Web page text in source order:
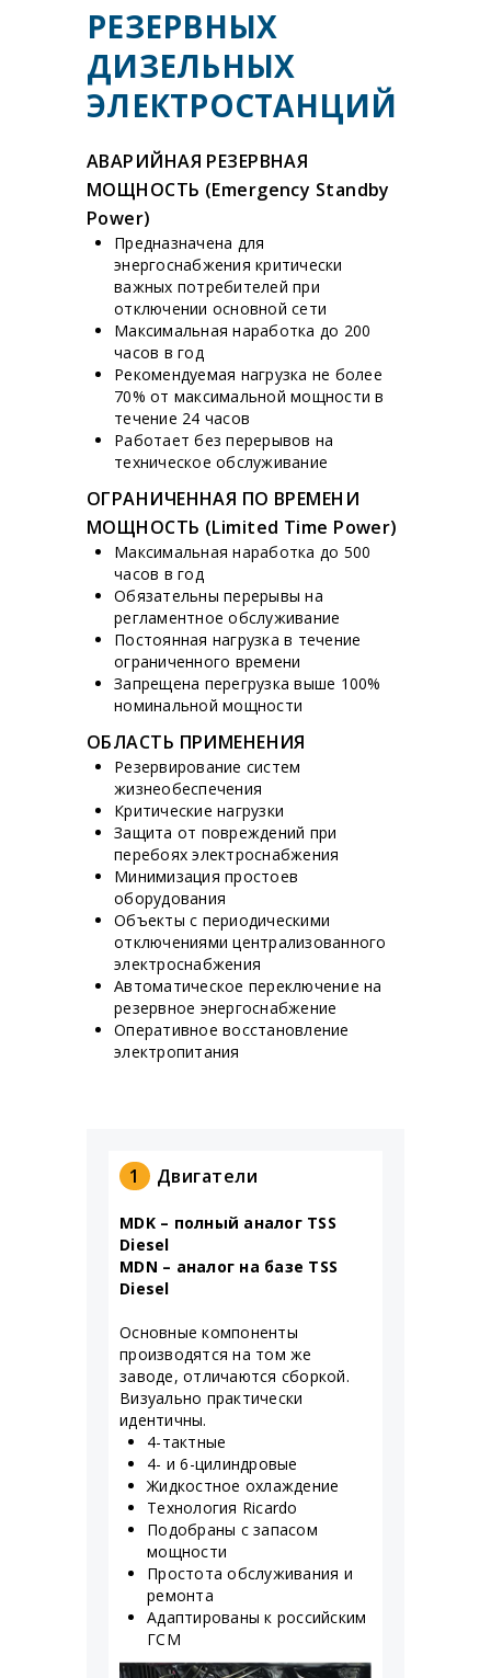
РЕЗЕРВНЫХ
ДИЗЕЛЬНЫХ
ЭЛЕКТРОСТАНЦИЙ
АВАРИЙНАЯ РЕЗЕРВНАЯ
МОЩНОСТЬ (Emergency Standby
Power)
Предназначена для
энергоснабжения критически
важных потребителей при
отключении основной сети
Максимальная наработка до 200
часов в год
Рекомендуемая нагрузка не более
70% от максимальной мощности в
течение 24 часов
Работает без перерывов на
техническое обслуживание
ОГРАНИЧЕННАЯ ПО ВРЕМЕНИ
МОЩНОСТЬ (Limited Time Power)
Максимальная наработка до 500
часов в год
Обязательны перерывы на
регламентное обслуживание
Постоянная нагрузка в течение
ограниченного времени
Запрещена перегрузка выше 100%
номинальной мощности
ОБЛАСТЬ ПРИМЕНЕНИЯ
Резервирование систем
жизнеобеспечения
Критические нагрузки
Защита от повреждений при
перебоях электроснабжения
Минимизация простоев
оборудования
Объекты с периодическими
отключениями централизованного
электроснабжения
Автоматическое переключение на
резервное энергоснабжение
Оперативное восстановление
электропитания
1 Двигатели
MDK – полный аналог TSS
Diesel
MDN – аналог на базе TSS
Diesel
Основные компоненты
производятся на том же
заводе, отличаются сборкой.
Визуально практически
идентичны.
4-тактные
4- и 6-цилиндровые
Жидкостное охлаждение
Технология Ricardo
Подобраны с запасом
мощности
Простота обслуживания и
ремонта
Адаптированы к российским
ГСМ